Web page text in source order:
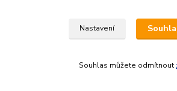
Tisíce spokojených zákazníků
Nastavení
Souhlas můžete odmítnout